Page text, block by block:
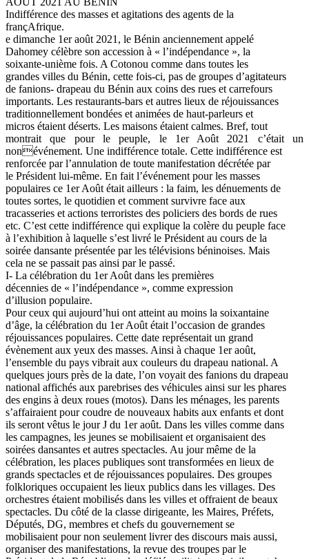
Indifférence des masses et agitations des agents de la
françAfrique.
e dimanche 1er août 2021, le Bénin anciennement appelé
Dahomey célèbre son accession à « l’indépendance », la
soixante-unième fois. A Cotonou comme dans toutes les
grandes villes du Bénin, cette fois-ci, pas de groupes d’agitateurs
de fanions- drapeau du Bénin aux coins des rues et carrefours
importants. Les restaurants-bars et autres lieux de réjouissances
traditionnellement bondées et animées de haut-parleurs et
micros étaient déserts. Les maisons étaient calmes. Bref, tout
montrait que pour le peuple, le 1er Août 2021 c’était un
nonévénement. Une indifférence totale. Cette indifférence est
renforcée par l’annulation de toute manifestation décrétée par
le Président lui-même. En fait l’événement pour les masses
populaires ce 1er Août était ailleurs : la faim, les dénuements de
toutes sortes, le quotidien et comment survivre face aux
tracasseries et actions terroristes des policiers des bords de rues
etc. C’est cette indifférence qui explique la colère du peuple face
à l’exhibition à laquelle s’est livré le Président au cours de la
soirée dansante présentée par les télévisions béninoises. Mais
cela ne se passait pas ainsi par le passé.
I- La célébration du 1er Août dans les premières
décennies de « l’indépendance », comme expression
d’illusion populaire.
Pour ceux qui aujourd’hui ont atteint au moins la soixantaine
d’âge, la célébration du 1er Août était l’occasion de grandes
réjouissances populaires. Cette date représentait un grand
évènement aux yeux des masses. Ainsi à chaque 1er août,
l’ensemble du pays vibrait aux couleurs du drapeau national. A
quelques jours près de la date, l’on voyait des fanions du drapeau
national affichés aux parebrises des véhicules ainsi sur les phares
des engins à deux roues (motos). Dans les ménages, les parents
s’affairaient pour coudre de nouveaux habits aux enfants et dont
ils seront vêtus le jour J du 1er août. Dans les villes comme dans
les campagnes, les jeunes se mobilisaient et organisaient des
soirées dansantes et autres spectacles. Au jour même de la
célébration, les places publiques sont transformées en lieux de
grands spectacles et de réjouissances populaires. Des groupes
folkloriques occupaient les lieux publics dans les villages. Des
orchestres étaient mobilisés dans les villes et offraient de beaux
spectacles. Du côté de la classe dirigeante, les Maires, Préfets,
Députés, DG, membres et chefs du gouvernement se
mobilisaient pour non seulement livrer des discours mais aussi,
organiser des manifestations, la revue des troupes par le